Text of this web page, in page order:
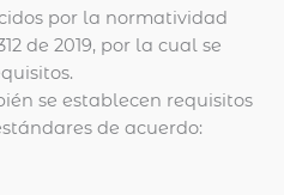
por la normatividad
de 2019, por la cual se
se establecen requisitos
de acuerdo: